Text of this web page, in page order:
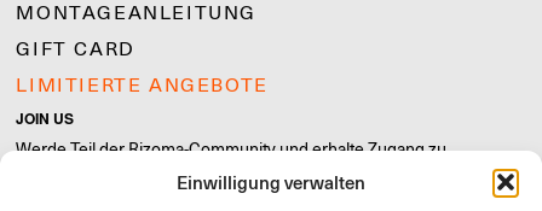
Einwilligung verwalten
MONTAGEANLEITUNG
GIFT CARD
LIMITIERTE ANGEBOTE
JOIN US
Werde Teil der Rizoma-Community und erhalte Zugang zu
exklusiven Inhalten und Sonderangeboten!